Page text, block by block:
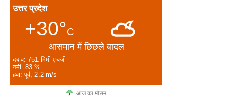
उत्तर प्रदेश
+30°C
आसमान में छिछले बादल
दबाव: 751 मिमी एचजी
नमी: 83 %
हवा: पूर्व, 2.2 m/s
आज का मौसम